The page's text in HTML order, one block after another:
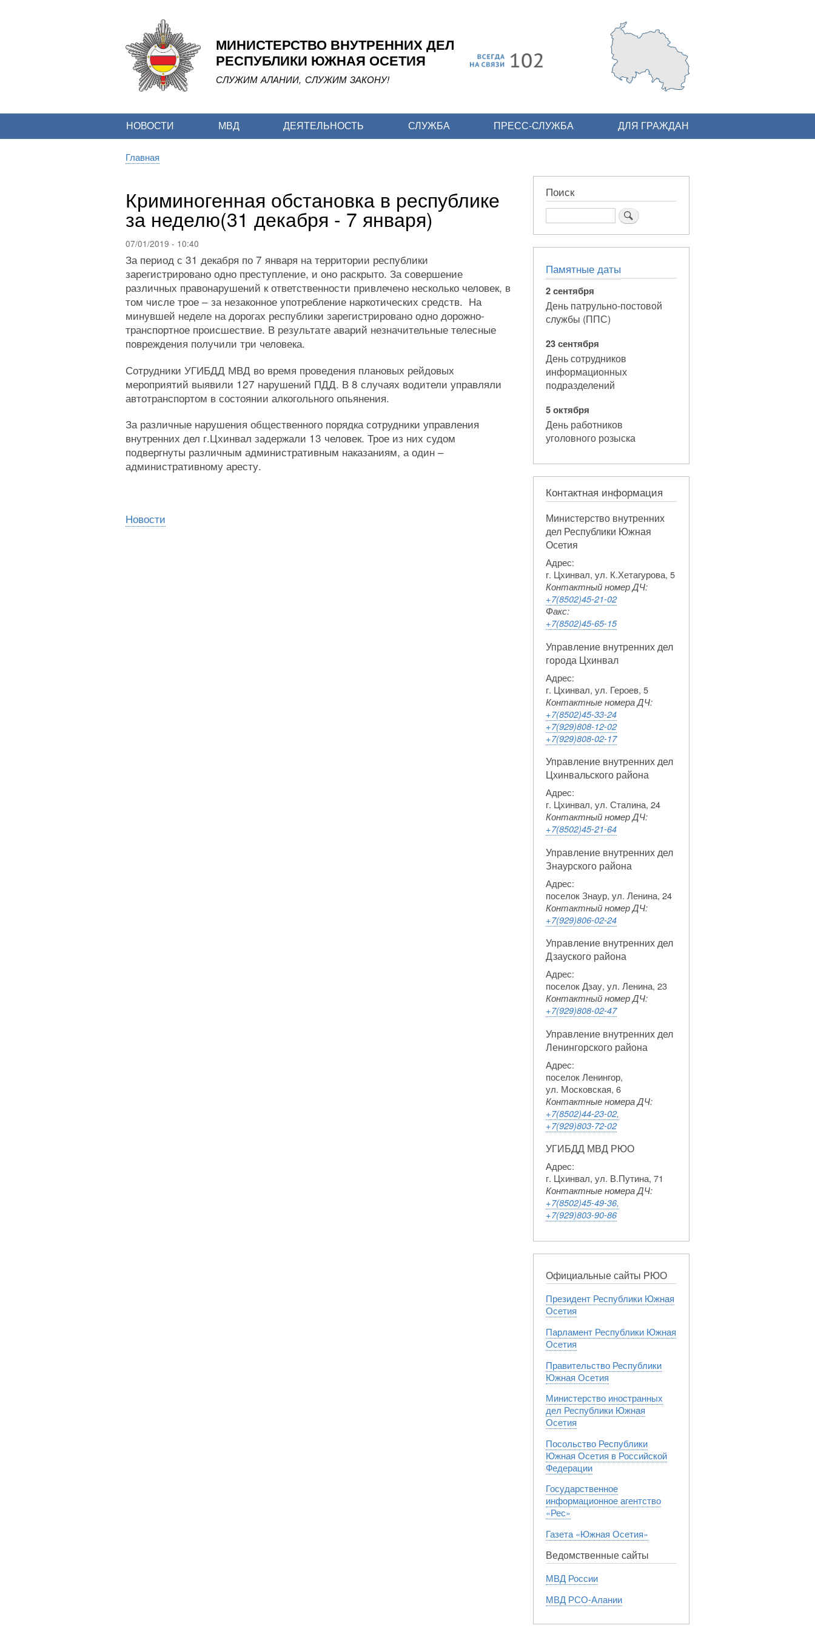
основному
содержанию
МИНИСТЕРСТВО ВНУТРЕННИХ ДЕЛ
РЕСПУБЛИКИ ЮЖНАЯ ОСЕТИЯ
СЛУЖИМ АЛАНИИ, СЛУЖИМ ЗАКОНУ!
НОВОСТИ МВД ДЕЯТЕЛЬНОСТЬ СЛУЖБА ПРЕСС-СЛУЖБА ДЛЯ ГРАЖДАН
Строка
Главная
Криминогенная обстановка в республике
за неделю(31 декабря - 7 января)
07/01/2019 - 10:40
За период с 31 декабря по 7 января на территории республики
зарегистрировано одно преступление, и оно раскрыто. За совершение
различных правонарушений к ответственности привлечено несколько человек, в
том числе трое – за незаконное употребление наркотических средств. На
минувшей неделе на дорогах республики зарегистрировано одно дорожно-
транспортное происшествие. В результате аварий незначительные телесные
повреждения получили три человека.
Сотрудники УГИБДД МВД во время проведения плановых рейдовых
мероприятий выявили 127 нарушений ПДД. В 8 случаях водители управляли
автотранспортом в состоянии алкогольного опьянения.
За различные нарушения общественного порядка сотрудники управления
внутренних дел г.Цхинвал задержали 13 человек. Трое из них судом
подвергнуты различным административным наказаниям, а один –
административному аресту.
Новости
Поиск
Поиск
Памятные даты
2 сентября
День патрульно-постовой
службы (ППС)
23 сентября
День сотрудников
информационных
подразделений
5 октября
День работников
уголовного розыска
Контактная информация
Министерство внутренних
дел Республики Южная
Осетия
Адрес:
г. Цхинвал, ул. К.Хетагурова, 5
Контактный номер ДЧ:
+7(8502)45-21-02
Факс:
+7(8502)45-65-15
Управление внутренних дел
города Цхинвал
Адрес:
г. Цхинвал, ул. Героев, 5
Контактные номера ДЧ:
+7(8502)45-33-24
+7(929)808-12-02
+7(929)808-02-17
Управление внутренних дел
Цхинвальского района
Адрес:
г. Цхинвал, ул. Сталина, 24
Контактный номер ДЧ:
+7(8502)45-21-64
Управление внутренних дел
Знаурского района
Адрес:
поселок Знаур, ул. Ленина, 24
Контактный номер ДЧ:
+7(929)806-02-24
Управление внутренних дел
Дзауского района
Адрес:
поселок Дзау, ул. Ленина, 23
Контактный номер ДЧ:
+7(929)808-02-47
Управление внутренних дел
Ленингорского района
Адрес:
поселок Ленингор,
ул. Московская, 6
Контактные номера ДЧ:
+7(8502)44-23-02,
+7(929)803-72-02
УГИБДД МВД РЮО
Адрес:
г. Цхинвал, ул. В.Путина, 71
Контактные номера ДЧ:
+7(8502)45-49-36,
+7(929)803-90-86
Официальные сайты РЮО
Президент Республики Южная
Осетия
Парламент Республики Южная
Осетия
Правительство Республики
Южная Осетия
Министерство иностранных
дел Республики Южная
Осетия
Посольство Республики
Южная Осетия в Российской
Федерации
Государственное
информационное агентство
«Рес»
Газета «Южная Осетия»
Ведомственные сайты
МВД России
МВД РСО-Алании